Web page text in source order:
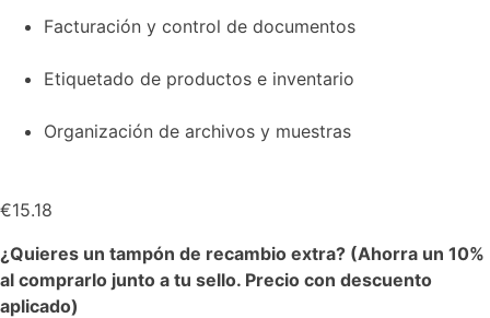
Facturación y control de documentos
Etiquetado de productos e inventario
Organización de archivos y muestras
€15.18
¿Quieres un tampón de recambio extra? (Ahorra un 10%
al comprarlo junto a tu sello. Precio con descuento
aplicado)